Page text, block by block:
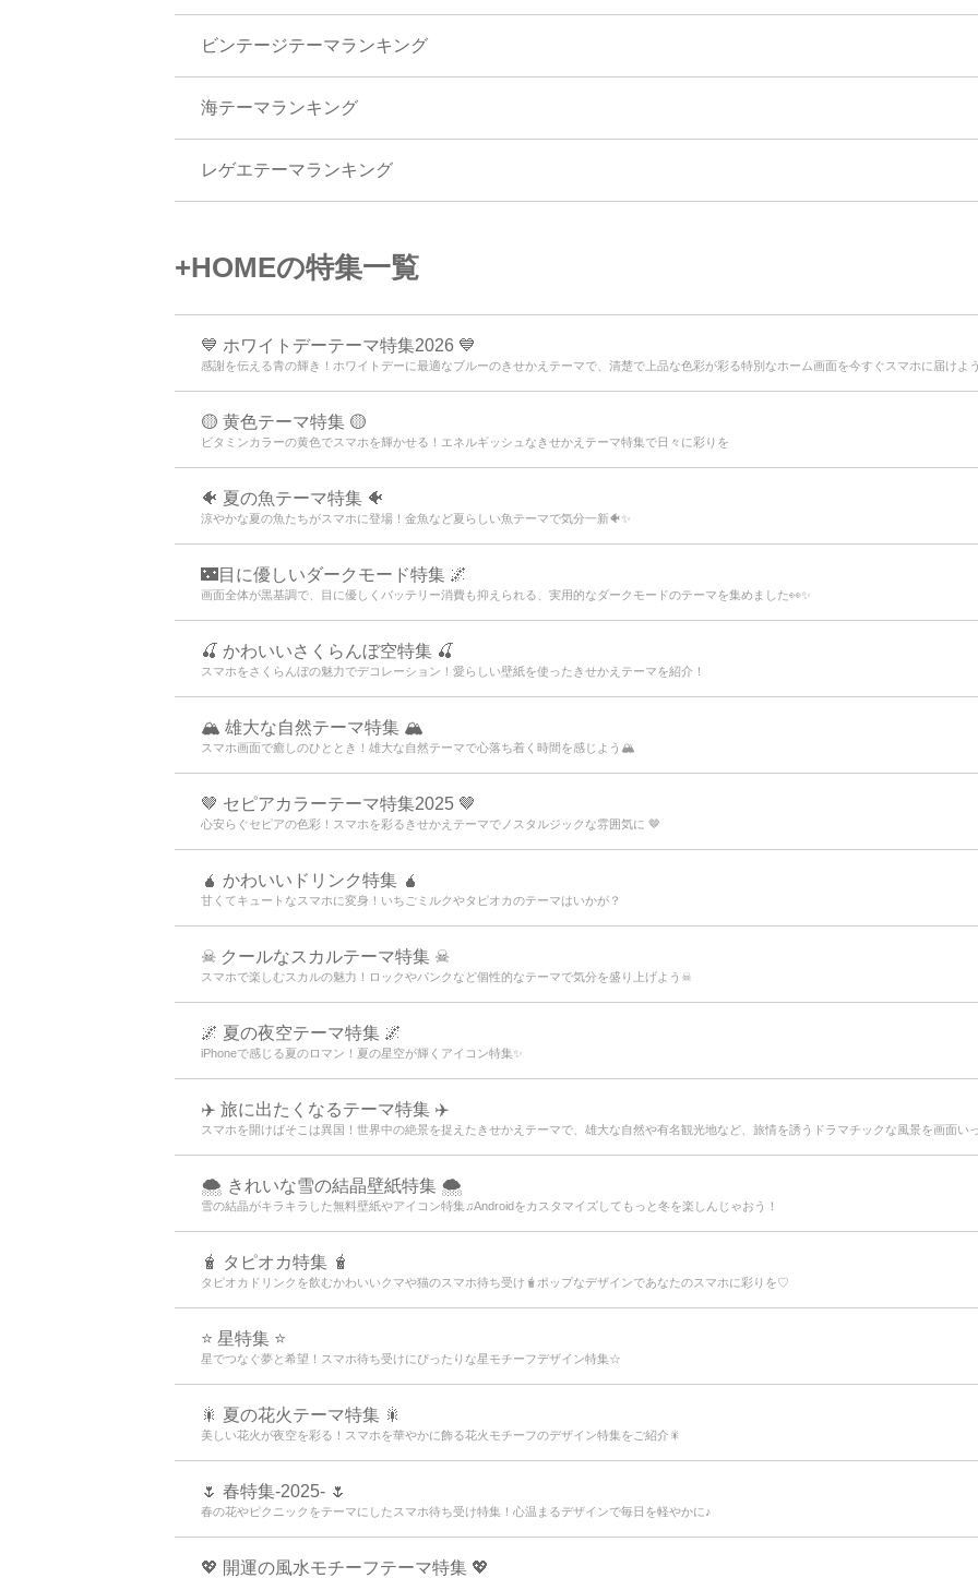
ビンテージテーマランキング
海テーマランキング
レゲエテーマランキング
+HOMEの特集一覧
💙 ホワイトデーテーマ特集2026 💙
感謝を伝える青の輝き！ホワイトデーに最適なブルーのきせかえテーマで、清楚で上品な色彩が彩る特別なホーム画面を今すぐスマホに届けよ
🟡 黄色テーマ特集 🟡
ビタミンカラーの黄色でスマホを輝かせる！エネルギッシュなきせかえテーマ特集で日々に彩りを
🐠 夏の魚テーマ特集 🐠
涼やかな夏の魚たちがスマホに登場！金魚など夏らしい魚テーマで気分一新🐠✨
🌃目に優しいダークモード特集 🌌
画面全体が黒基調で、目に優しくバッテリー消費も抑えられる、実用的なダークモードのテーマを集めました👀✨
🍒 かわいいさくらんぼ空特集 🍒
スマホをさくらんぼの魅力でデコレーション！愛らしい壁紙を使ったきせかえテーマを紹介！
🏔️ 雄大な自然テーマ特集 🏔️
スマホ画面で癒しのひととき！雄大な自然テーマで心落ち着く時間を感じよう🏔️
🤎 セピアカラーテーマ特集2025 🤎
心安らぐセピアの色彩！スマホを彩るきせかえテーマでノスタルジックな雰囲気に 🤎
🧉 かわいいドリンク特集 🧉
甘くてキュートなスマホに変身！いちごミルクやタピオカのテーマはいかが？
☠ クールなスカルテーマ特集 ☠
スマホで楽しむスカルの魅力！ロックやパンクなど個性的なテーマで気分を盛り上げよう☠
🌌 夏の夜空テーマ特集 🌌
iPhoneで感じる夏のロマン！夏の星空が輝くアイコン特集✨
✈️ 旅に出たくなるテーマ特集 ✈️
スマホを開けばそこは異国！世界中の絶景を捉えたきせかえテーマで、雄大な自然や有名観光地など、旅情を誘うドラマチックな風景を画面い
🌨 きれいな雪の結晶壁紙特集 🌨
雪の結晶がキラキラした無料壁紙やアイコン特集♫Androidをカスタマイズしてもっと冬を楽しんじゃおう！
🧋 タピオカ特集 🧋
タピオカドリンクを飲むかわいいクマや猫のスマホ待ち受け🧋ポップなデザインであなたのスマホに彩りを♡
⭐ 星特集 ⭐
星でつなぐ夢と希望！スマホ待ち受けにぴったりな星モチーフデザイン特集☆
🎇 夏の花火テーマ特集 🎇
美しい花火が夜空を彩る！スマホを華やかに飾る花火モチーフのデザイン特集をご紹介🎇
🌷 春特集-2025- 🌷
春の花やピクニックをテーマにしたスマホ待ち受け特集！心温まるデザインで毎日を軽やかに♪
💖 開運の風水モチーフテーマ特集 💖